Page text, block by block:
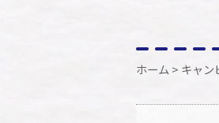
ホーム > キャン